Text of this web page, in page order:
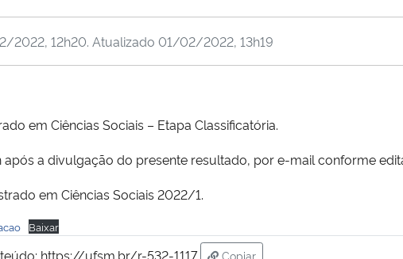
2022, 12h20. Atualizado 01/02/2022, 13h19
em Ciências Sociais – Etapa Classificatória.
a divulgação do presente resultado, por e-mail conforme
em Ciências Sociais 2022/1.
Baixar
https://ufsm.br/r-532-1117
Copiar